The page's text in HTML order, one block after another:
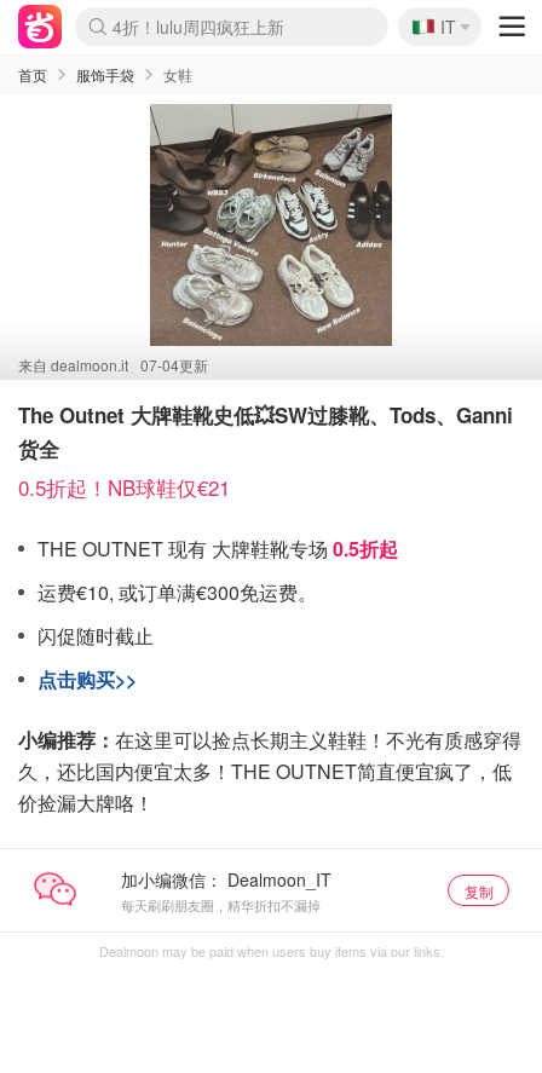
Boticinal 夏促开抢！
4折！lulu周四疯狂上新
速领！Stanley独家85折
Zalando 奥莱闪促！每日更新
🇮🇹
IT
首页 服饰手袋 女鞋
来自 dealmoon.it 07-04更新
The Outnet 大牌鞋靴史低💥SW过膝靴、Tods、Ganni
货全
0.5折起！NB球鞋仅€21
THE OUTNET 现有 大牌鞋靴专场 0.5折起
运费€10, 或订单满€300免运费。
闪促随时截止
点击购买>>
小编推荐： 在这里可以捡点长期主义鞋鞋！不光有质感穿得
久，还比国内便宜太多！THE OUTNET简直便宜疯了，低
价捡漏大牌咯！
加小编微信：
每天刷刷朋友圈，精华折扣不漏掉
复制
Dealmoon may be paid when users buy items via our links.